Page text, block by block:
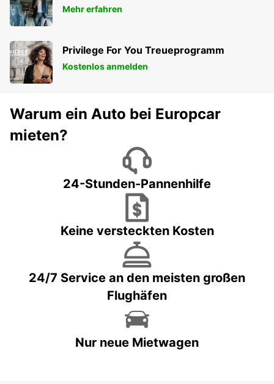
Mehr erfahren
Privilege For You Treueprogramm
Kostenlos anmelden
Warum ein Auto bei Europcar
mieten?
24-Stunden-Pannenhilfe
Keine versteckten Kosten
24/7 Service an den meisten großen
Flughäfen
Nur neue Mietwagen